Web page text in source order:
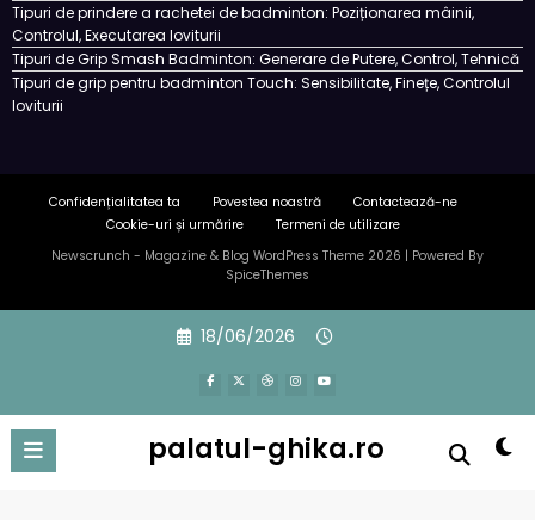
Tipuri de prindere a rachetei de badminton: Poziționarea mâinii,
Controlul, Executarea loviturii
Tipuri de Grip Smash Badminton: Generare de Putere, Control, Tehnică
Tipuri de grip pentru badminton Touch: Sensibilitate, Finețe, Controlul
loviturii
Confidențialitatea ta Povestea noastră
Contactează-ne
Cookie-uri și urmărire
Termeni de utilizare
Newscrunch - Magazine & Blog WordPress Theme 2026 | Powered By
SpiceThemes
18/06/2026
palatul-ghika.ro